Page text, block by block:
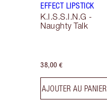
EFFECT LIPSTICK
K.I.S.S.I.N.G -
Naughty Talk
38,00 €
AJOUTER AU PANIER